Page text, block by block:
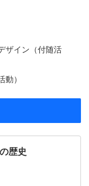
ザイン（付随活
動）
歴史